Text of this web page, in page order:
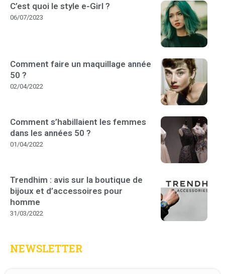
C’est quoi le style e-Girl ?
06/07/2023
Comment faire un maquillage année
50 ?
02/04/2022
Comment s’habillaient les femmes
dans les années 50 ?
01/04/2022
Trendhim : avis sur la boutique de
bijoux et d’accessoires pour
homme
31/03/2022
NEWSLETTER